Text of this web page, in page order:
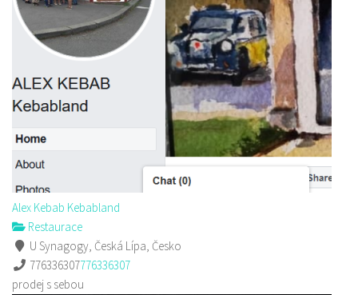
Alex Kebab Kebabland
Restaurace
U Synagogy, Česká Lípa, Česko
776336307776336307
prodej s sebou